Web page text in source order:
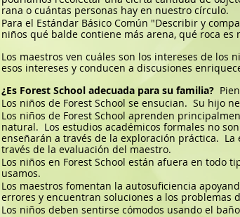
rana o cuántas personas hay en nuestro círculo.
Para el Estándar Básico Común "Describir y
niños qué balde contiene más arena, qué roca
Los maestros ven cuáles son los intereses de los
esos intereses y conducen a discusiones
¿Es Forest School adecuada para su familia?
Los niños de Forest School se ensucian. Su hijo
Los niños de Forest School aprenden
natural. Los estudios académicos formales no
enseñarán a través de la exploración práctica. La
través de la evaluación del maestro.
Los niños en Forest School están afuera en todo
usamos.
Los maestros fomentan la autosuficiencia
errores y encuentran soluciones a los problemas
Los niños deben sentirse cómodos usando el